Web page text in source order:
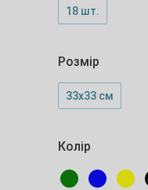
18 шт.
Розмір
33х33 см
Колір